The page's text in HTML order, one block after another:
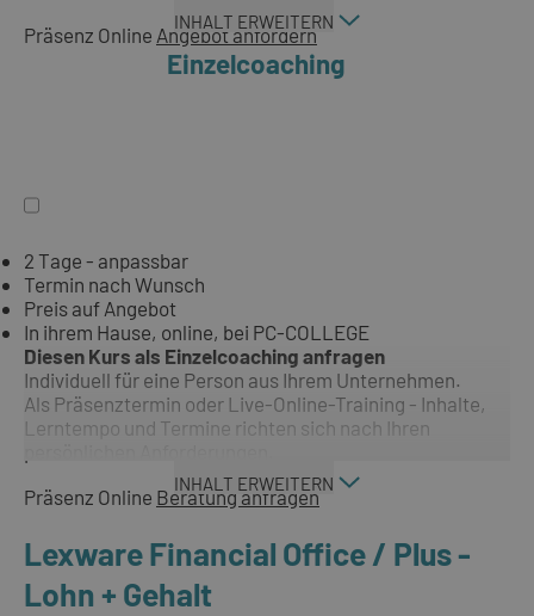
INHALT ERWEITERN
Präsenz Online Angebot anfordern
Einzelcoaching
2 Tage - anpassbar
Termin nach Wunsch
Preis auf Angebot
In ihrem Hause, online, bei PC-COLLEGE
Diesen Kurs als Einzelcoaching anfragen
Individuell für eine Person aus Ihrem Unternehmen.
Als Präsenztermin oder Live-Online-Training - Inhalte,
Lerntempo und Termine richten sich nach Ihren
INHALT ERWEITERN
Präsenz Online Beratung anfragen
Lexware Financial Office / Plus -
Lohn + Gehalt